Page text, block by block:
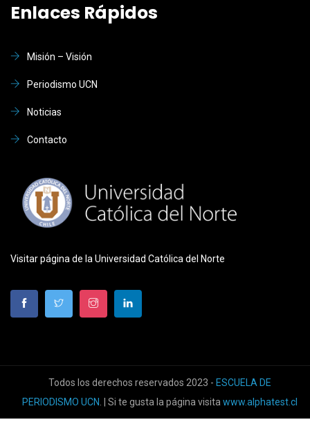
Enlaces Rápidos
Misión – Visión
Periodismo UCN
Noticias
Contacto
Visitar página de la Universidad Católica del Norte
Todos los derechos reservados 2023 - ESCUELA DE
PERIODISMO UCN. | Si te gusta la página visitawww.alphatest.cl